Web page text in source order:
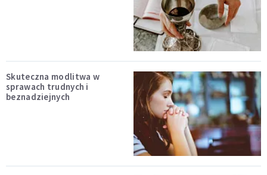
Skuteczna modlitwa w
sprawach trudnych i
beznadziejnych